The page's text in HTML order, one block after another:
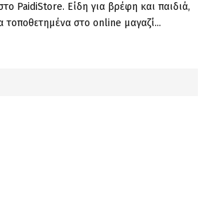
PaidiStore. Είδη για βρέφη και παιδιά,
στο online μαγαζί...